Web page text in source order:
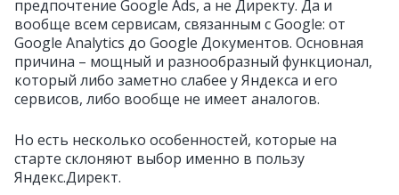
предпочтение Google Ads, а не Директу. Да и
вообще всем сервисам, связанным с Google: от
Google Analytics до Google Документов. Основная
причина – мощный и разнообразный функционал,
который либо заметно слабее у Яндекса и его
сервисов, либо вообще не имеет аналогов.
Но есть несколько особенностей, которые на
старте склоняют выбор именно в пользу
Яндекс.Директ.